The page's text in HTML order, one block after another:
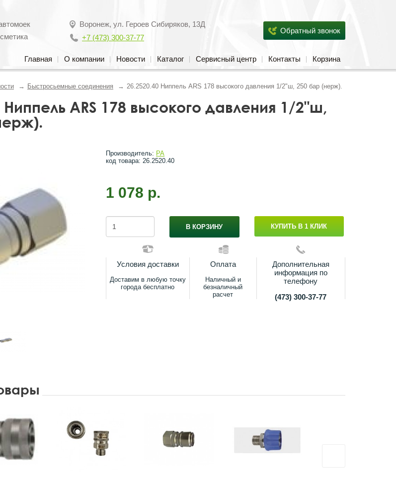
Воронеж, ул. Героев Сибиряков, 13Д
+7 (473) 300-37-77
Обратный звонок
Главная О компании Новости Каталог Сервисный центр Контакты Корзина
Быстросьемные соединения 26.2520.40 Ниппель ARS 178 высокого давления 1/2"ш, 250 бар (нерж).
Ниппель ARS 178 высокого давления 1/2"ш,
Производитель: PA
код товара: 26.2520.40
1 078 р.
В КОРЗИНУ КУПИТЬ В 1 КЛИК
Условия доставки
Доставим в любую точку
города бесплатно
Оплата
Наличный и
безналичный
расчет
Дополнительная
информация по
телефону
(473) 300-37-77